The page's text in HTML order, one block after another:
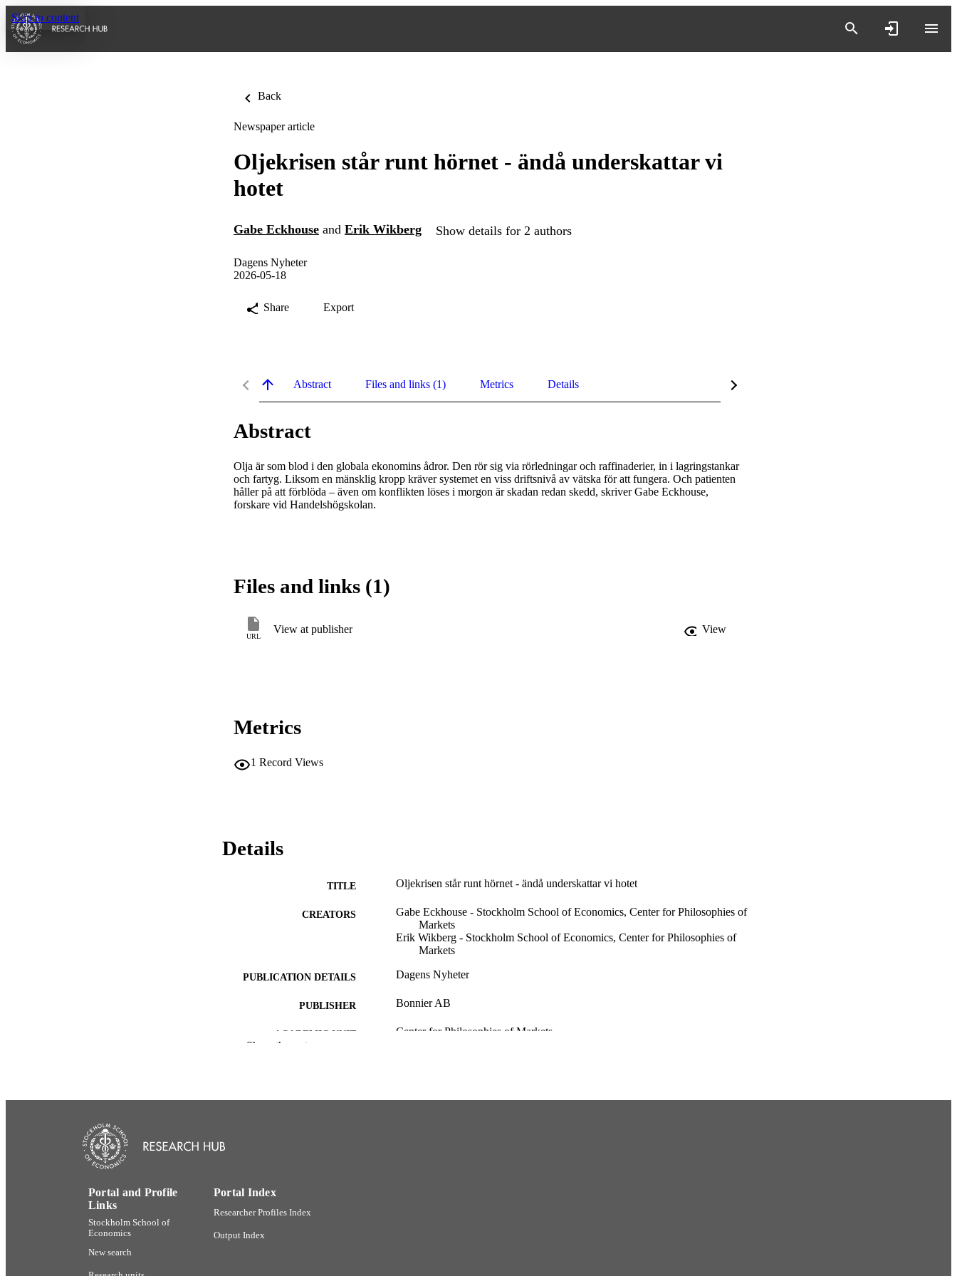
Skip to content
Back
Newspaper article
Oljekrisen står runt hörnet - ändå underskattar vi
hotet
Gabe Eckhouse and Erik Wikberg Show details for 2 authors
Dagens Nyheter
2026-05-18
Share Export
Abstract Files and links (1) Metrics Details
Abstract
Olja är som blod i den globala ekonomins ådror. Den rör sig via rörledningar och raffinaderier, in i lagringstankar
och fartyg. Liksom en mänsklig kropp kräver systemet en viss driftsnivå av vätska för att fungera. Och patienten
håller på att förblöda – även om konflikten löses i morgon är skadan redan skedd, skriver Gabe Eckhouse,
forskare vid Handelshögskolan.
Files and links (1)
URL
View at publisher View
Metrics
1 Record Views
Details
TITLE Oljekrisen står runt hörnet - ändå underskattar vi hotet
CREATORS
Gabe Eckhouse - Stockholm School of Economics, Center for Philosophies of
Markets
Erik Wikberg - Stockholm School of Economics, Center for Philosophies of
Markets
PUBLICATION DETAILS Dagens Nyheter
PUBLISHER Bonnier AB
ACADEMIC UNIT Center for Philosophies of Markets
Show the rest
Portal and Profile
Links
Stockholm School of
Economics
New search
Portal Index
Researcher Profiles Index
Output Index